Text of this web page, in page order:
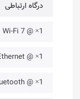
درگاه ارتباطی
1× @ up to 2.9Gbps – 160MHz – Wi-Fi 7
1× @ Realtek 2.5Gb – Ethernet
1× @ Version 5.4 – Bluetooth